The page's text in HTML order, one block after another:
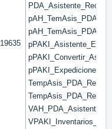
19635